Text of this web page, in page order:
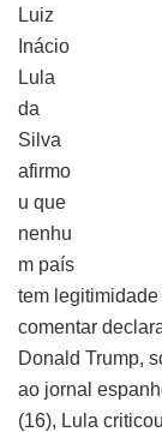
Luiz
Inácio
Lula
da
Silva
afirmo
u que
nenhu
m país
tem
comentar
Donald Trump,
ao jornal
(16), Lula